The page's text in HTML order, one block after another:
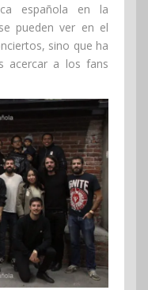
española en la
pueden ver en el
sino que ha
acercar a los fans